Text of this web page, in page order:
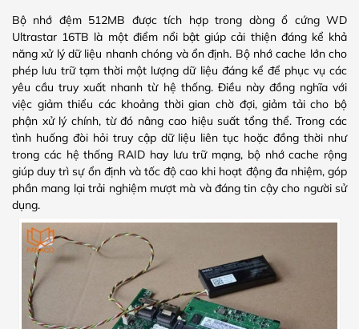
Bộ nhớ đệm 512MB được tích hợp trong dòng ổ cứng WD
Ultrastar 16TB là một điểm nổi bật giúp cải thiện đáng kể khả
năng xử lý dữ liệu nhanh chóng và ổn định. Bộ nhớ cache lớn cho
phép lưu trữ tạm thời một lượng dữ liệu đáng kể để phục vụ các
yêu cầu truy xuất nhanh từ hệ thống. Điều này đồng nghĩa với
việc giảm thiểu các khoảng thời gian chờ đợi, giảm tải cho bộ
phận xử lý chính, từ đó nâng cao hiệu suất tổng thể. Trong các
tình huống đòi hỏi truy cập dữ liệu liên tục hoặc đồng thời như
trong các hệ thống RAID hay lưu trữ mạng, bộ nhớ cache rộng
giúp duy trì sự ổn định và tốc độ cao khi hoạt động đa nhiệm, góp
phần mang lại trải nghiệm mượt mà và đáng tin cậy cho người sử
dụng.